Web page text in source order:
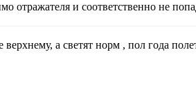
отражателя и соответственно не
а светят норм , пол года